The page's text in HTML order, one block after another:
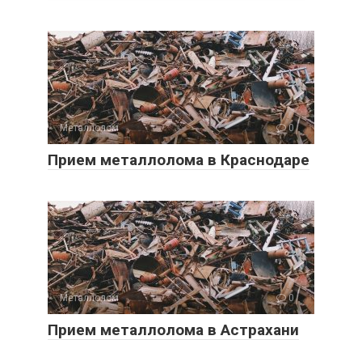
Металлолом 0
Прием металлолома в Краснодаре
Металлолом 0
Прием металлолома в Астрахани